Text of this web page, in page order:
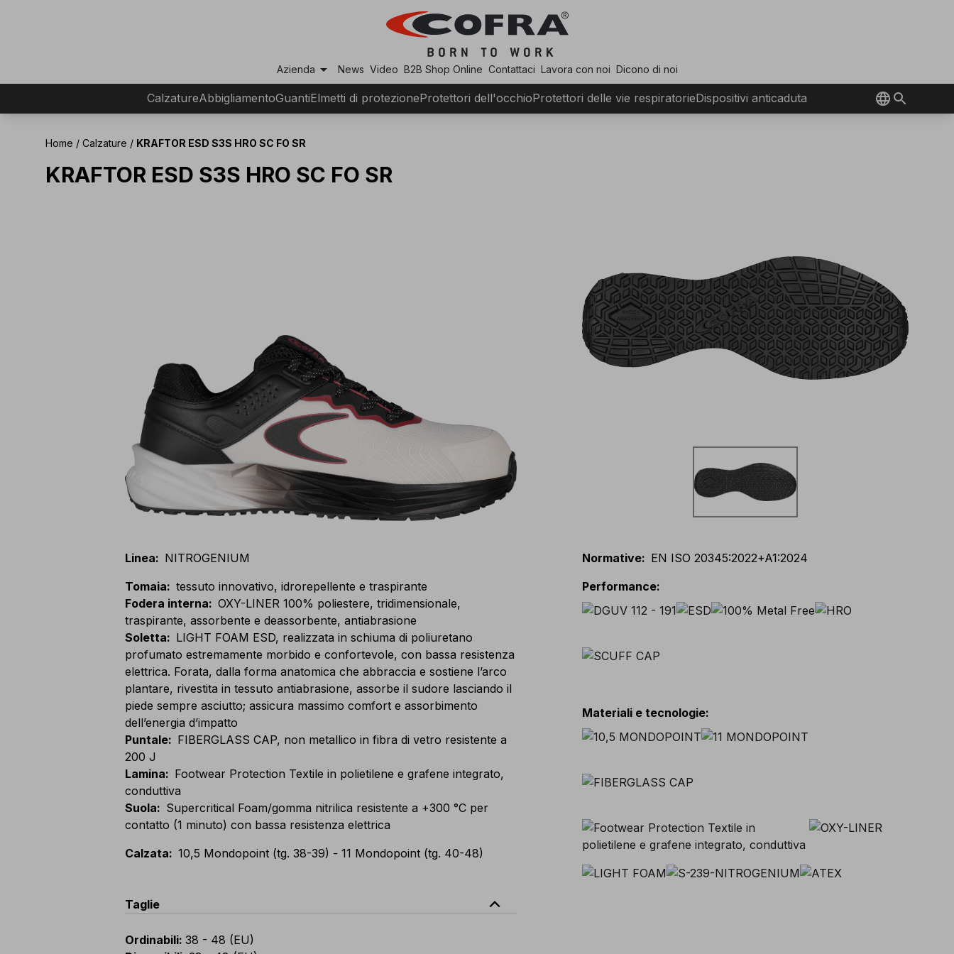
Azienda arrow_drop_down News Video B2B Shop Online Contattaci Lavora con noi Dicono di noi
CalzatureAbbigliamentoGuantiElmetti di protezioneProtettori dell'occhioProtettori delle vie respiratorieDispositivi anticaduta
Home / Calzature / KRAFTOR ESD S3S HRO SC FO SR
KRAFTOR ESD S3S HRO SC FO SR
Linea: NITROGENIUM
Tomaia: tessuto innovativo, idrorepellente e traspirante
Fodera interna: OXY-LINER 100% poliestere, tridimensionale,
traspirante, assorbente e deassorbente, antiabrasione
Soletta: LIGHT FOAM ESD, realizzata in schiuma di poliuretano
profumato estremamente morbido e confortevole, con bassa resistenza
elettrica. Forata, dalla forma anatomica che abbraccia e sostiene l’arco
plantare, rivestita in tessuto antiabrasione, assorbe il sudore lasciando il
piede sempre asciutto; assicura massimo comfort e assorbimento
dell’energia d’impatto
Puntale: FIBERGLASS CAP, non metallico in fibra di vetro resistente a
200 J
Lamina: Footwear Protection Textile in polietilene e grafene integrato,
conduttiva
Suola: Supercritical Foam/gomma nitrilica resistente a +300 °C per
contatto (1 minuto) con bassa resistenza elettrica
Calzata: 10,5 Mondopoint (tg. 38-39) - 11 Mondopoint (tg. 40-48)
Taglie expand_less
Ordinabili: 38 - 48 (EU)
Normative: EN ISO 20345:2022+A1:2024
Performance:
Materiali e tecnologie: